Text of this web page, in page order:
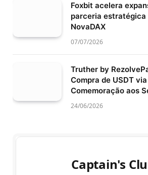
Foxbit acelera
parceria estratégica
NovaDAX
07/07/2026
Truther by
Compra de USDT
Comemoração aos
24/06/2026
Captain's